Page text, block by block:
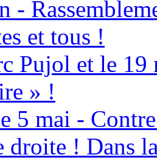
-
et tous !
Pujol et le
» !
5 mai -
droite ! Dans